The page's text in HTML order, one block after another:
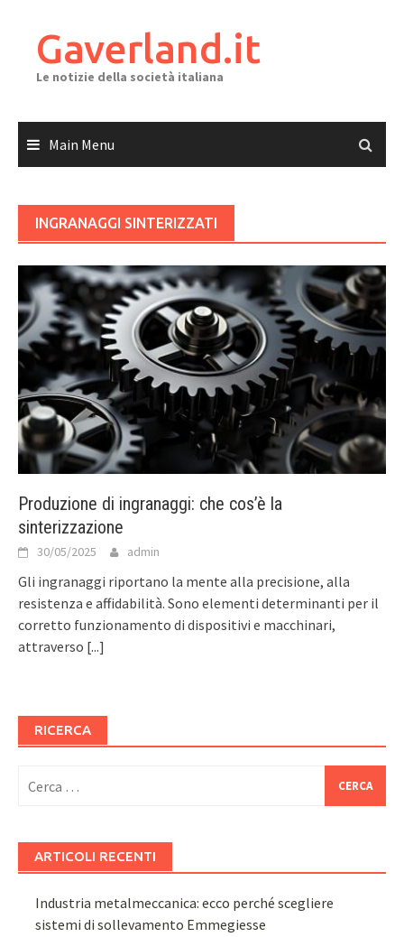
contentGaverland.it
Le notizie della società italiana
Main Menu
INGRANAGGI SINTERIZZATI
Produzione di ingranaggi: che cos’è la
sinterizzazione
30/05/2025 admin
Gli ingranaggi riportano la mente alla precisione, alla
resistenza e affidabilità. Sono elementi determinanti per il
corretto funzionamento di dispositivi e macchinari,
attraverso [...]
RICERCA
per:
ARTICOLI RECENTI
Industria metalmeccanica: ecco perché scegliere
sistemi di sollevamento Emmegiesse